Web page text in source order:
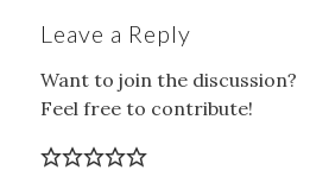
Leave a Reply
Want to join the discussion?
Feel free to contribute!